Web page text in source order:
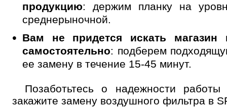
продукцию: держим планку на
среднерыночной.
Вам не придется искать магазин
самостоятельно: подберем
ее замену в течение 15-45 минут.
Позаботьтесь о надежности
закажите замену воздушного фильтра в